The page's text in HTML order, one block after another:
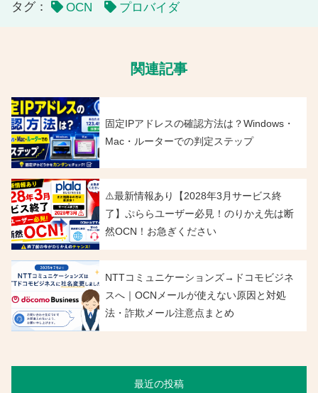
タグ：
OCN プロバイダ
関連記事
固定IPアドレスの確認方法は？Windows・
Mac・ルーターでの判定ステップ
⚠️最新情報あり【2028年3月サービス終
了】ぷららユーザー必見！のりかえ先は断
然OCN！お急ぎください
NTTコミュニケーションズ→ドコモビジネ
スへ｜OCNメールが使えない原因と対処
法・詐欺メール注意点まとめ
最近の投稿